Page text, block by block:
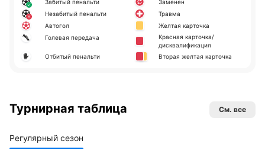
Забитый пенальти
Незабитый пенальти
Автогол
Голевая передача
Отбитый пенальти
Заменен
Травма
Желтая карточка
Красная карточка/
дисквалификация
Вторая желтая карточка
Турнирная таблица См. все
Регулярный сезон